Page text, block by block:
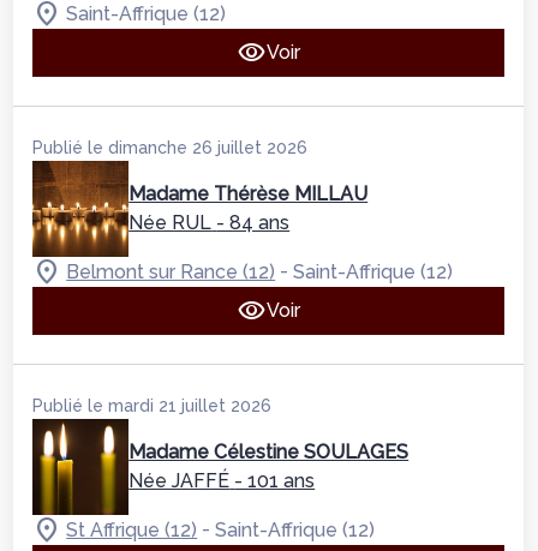
Saint-Affrique (12)
Voir
Publié le dimanche 26 juillet 2026
Madame Thérèse MILLAU
Née RUL - 84 ans
Belmont sur Rance (12) -Saint-Affrique (12)
Voir
Publié le mardi 21 juillet 2026
Madame Célestine SOULAGES
Née JAFFÉ - 101 ans
St Affrique (12) -Saint-Affrique (12)